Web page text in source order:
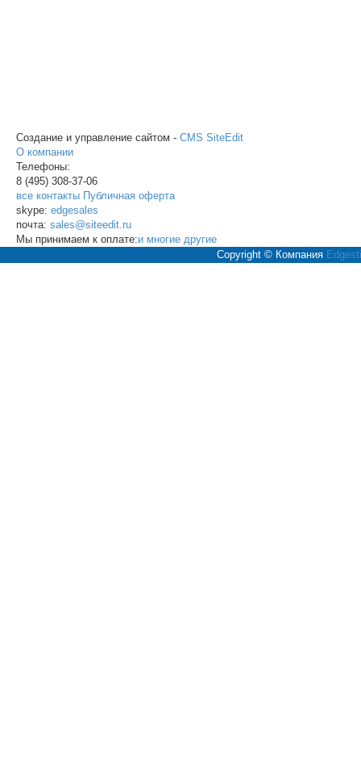
Создание и управление сайтом - CMS SiteEdit
О компании
Телефоны:
8 (495) 308-37-06
все контакты Публичная оферта
skype: edgesales
почта: sales@siteedit.ru
Мы принимаем к оплате:и многие другие
Copyright © Компания